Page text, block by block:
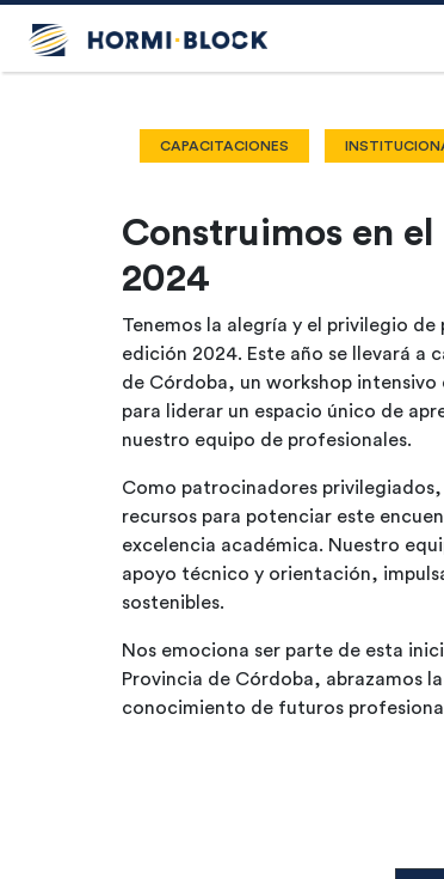
CAPACITACIONES
Construimos en
2024
Tenemos la alegría y el privilegio de
edición 2024. Este año se llevará a
de Córdoba, un workshop
para liderar un espacio único de
nuestro equipo de profesionales.
Como patrocinadores
recursos para potenciar este
excelencia académica. Nuestro
apoyo técnico y orientación,
sostenibles.
Nos emociona ser parte de esta
Provincia de Córdoba, abrazamos
conocimiento de futuros